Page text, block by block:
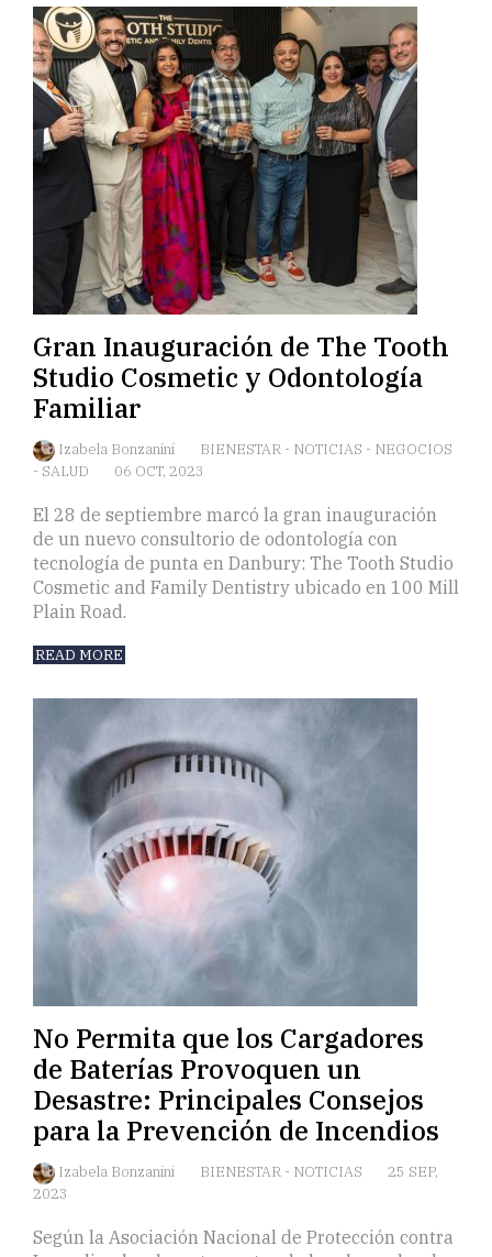
Gran Inauguración de The Tooth
Studio Cosmetic y Odontología
Familiar
Izabela Bonzanini BIENESTAR - NOTICIAS - NEGOCIOS
- SALUD 06 OCT, 2023
El 28 de septiembre marcó la gran inauguración
de un nuevo consultorio de odontología con
tecnología de punta en Danbury: The Tooth Studio
Cosmetic and Family Dentistry ubicado en 100 Mill
Plain Road.
READ MORE
No Permita que los Cargadores
de Baterías Provoquen un
Desastre: Principales Consejos
para la Prevención de Incendios
Izabela Bonzanini BIENESTAR - NOTICIAS
25 SEP,
2023
Según la Asociación Nacional de Protección contra